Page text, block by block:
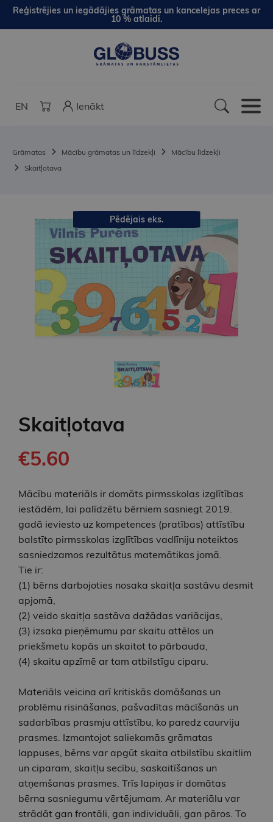
Reģistrējies un iegādājies grāmatas un kancelejas preces ar
10 % atlaidi.
EN Ienākt
Grāmatas Mācību grāmatas un līdzekļi
Mācību līdzekļi
Skaitļotava
Pēdējais eks.
Skaitļotava
€5.60
Mācību materiāls ir domāts pirmsskolas izglītības
iestādēm, lai palīdzētu bērniem sasniegt 2019.
gadā ieviesto uz kompetences (pratības) attīstību
balstīto pirmsskolas izglītības vadlīniju noteiktos
sasniedzamos rezultātus matemātikas jomā.
Tie ir:
(1) bērns darbojoties nosaka skaitļa sastāvu desmit
apjomā,
(2) veido skaitļa sastāva dažādas variācijas,
(3) izsaka pieņēmumu par skaitu attēlos un
priekšmetu kopās un skaitot to pārbauda,
(4) skaitu apzīmē ar tam atbilstīgu ciparu.
Materiāls veicina arī kritiskās domāšanas un
problēmu risināšanas, pašvadītas mācīšanās un
sadarbības prasmju attīstību, ko paredz caurviju
prasmes. Izmantojot saliekamās grāmatas
lappuses, bērns var apgūt skaita atbilstību skaitlim
un ciparam, skaitļu secību, saskaitīšanas un
atņemšanas prasmes. Trīs lapiņas ir domātas
bērna sasniegumu vērtējumam. Ar materiālu var
strādāt gan frontāli, gan individuāli, gan pāros. To